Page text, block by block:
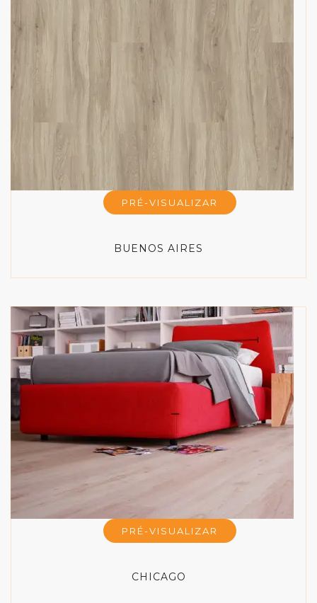
PRÉ-VISUALIZAR
BUENOS AIRES
PRÉ-VISUALIZAR
CHICAGO